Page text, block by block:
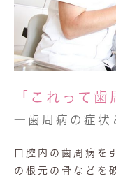
「これって歯
―歯周病の症状
口腔内の歯周病を
の根元の骨などを